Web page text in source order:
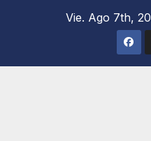
Vie. Ago 7th,